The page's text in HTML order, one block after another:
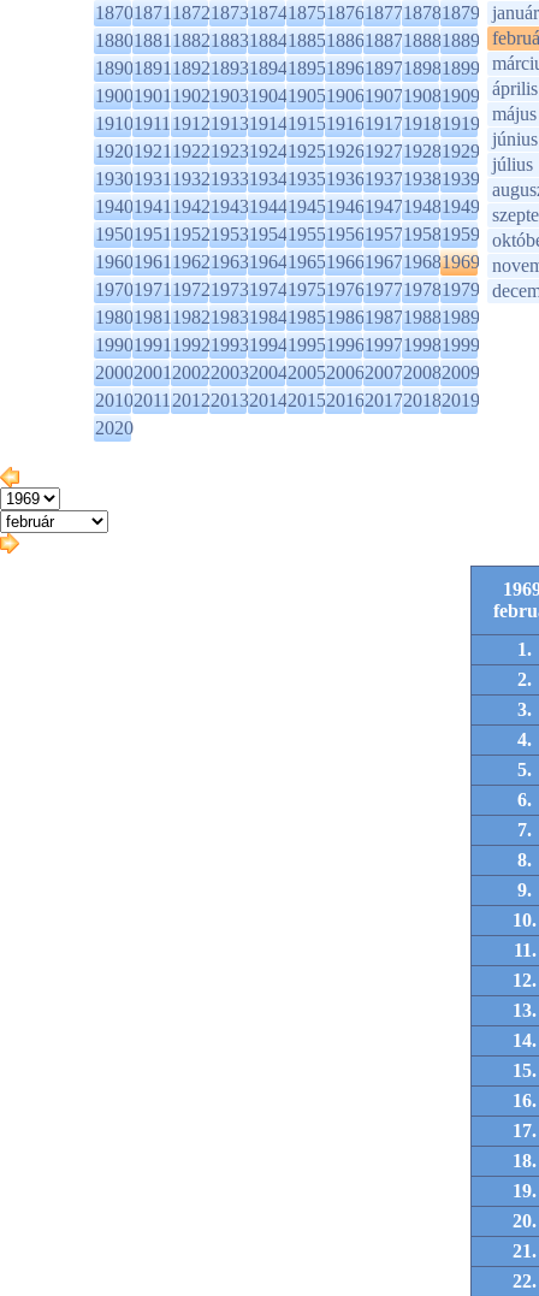
1870187118721873187418751876187718781879
1880188118821883188418851886188718881889
1890189118921893189418951896189718981899
1900190119021903190419051906190719081909
1910191119121913191419151916191719181919
1920192119221923192419251926192719281929
1930193119321933193419351936193719381939
1940194119421943194419451946194719481949
1950195119521953195419551956195719581959
1960196119621963196419651966196719681969
1970197119721973197419751976197719781979
1980198119821983198419851986198719881989
1990199119921993199419951996199719981999
2000200120022003200420052006200720082009
2010201120122013201420152016201720182019
2020
január
április
május
június
július
1.
2.
3.
4.
5.
6.
7.
8.
9.
10.
11.
12.
13.
14.
15.
16.
17.
18.
19.
20.
21.
22.